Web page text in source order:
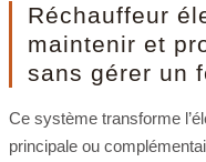
Réchauffeur
maintenir et
sans gérer un
Ce système transforme
principale ou